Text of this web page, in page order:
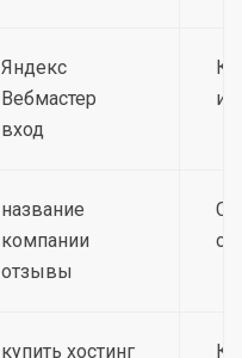
Яндекс
Вебмастер
вход
название
компании
отзывы
купить хостинг